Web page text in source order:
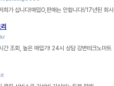
희가 삽니다!매입O,판매는 안합니다!/17년된 회사
간 조회, 높은 매입가! 24시 상담 강변테크노마트